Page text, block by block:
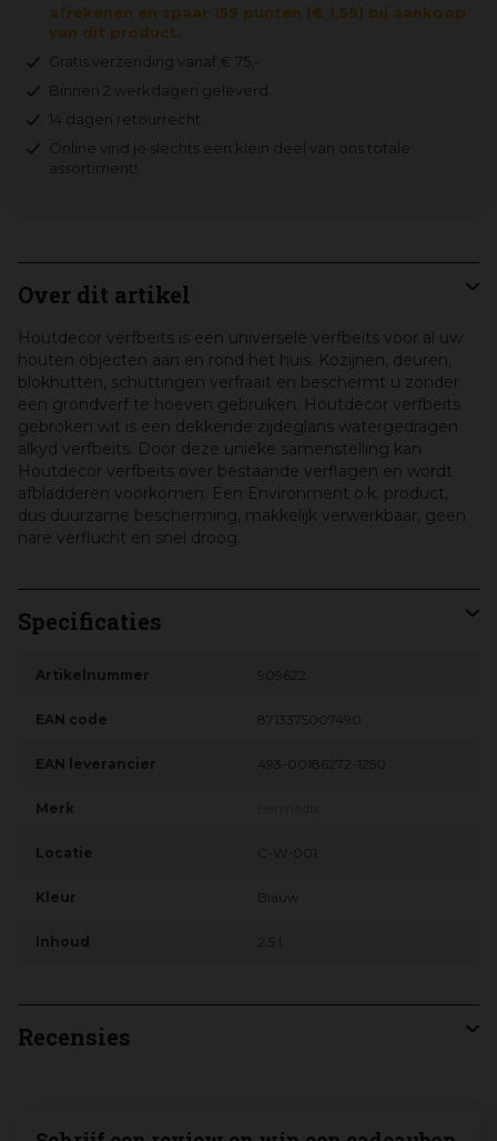
afrekenen en spaar 159 punten (€ 1,59) bij aankoop
van dit product.
Gratis verzending vanaf € 75,-
Binnen 2 werkdagen geleverd.
14 dagen retourrecht.
Online vind je slechts een klein deel van ons totale
assortiment!
Over dit artikel
Houtdecor verfbeits is een universele verfbeits voor al uw
houten objecten aan en rond het huis. Kozijnen, deuren,
blokhutten, schuttingen verfraait en beschermt u zonder
een grondverf te hoeven gebruiken. Houtdecor verfbeits
gebroken wit is een dekkende zijdeglans watergedragen
alkyd verfbeits. Door deze unieke samenstelling kan
Houtdecor verfbeits over bestaande verflagen en wordt
afbladderen voorkomen. Een Environment o.k. product,
dus duurzame bescherming, makkelijk verwerkbaar, geen
nare verflucht en snel droog.
Specificaties
Artikelnummer 909622
EAN code 8713375007490
EAN leverancier 493-00186272-1250
Merk
Locatie C-W-001
Kleur Blauw
Inhoud 2,5 l
Recensies